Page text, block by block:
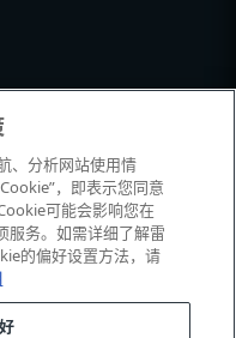
、分析网站使用情
，即表示您同意
可能会影响您在
服务。如需详细了解雷
的偏好设置方法，请